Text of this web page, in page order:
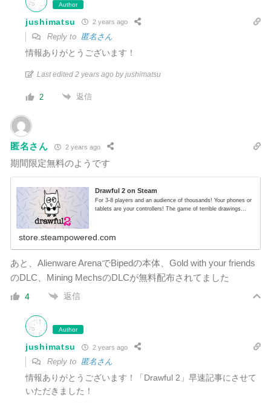
Author
jushimatsu 2 years ago
Reply to 匿名さん
情報ありがとうございます！
Last edited 2 years ago by jushimatsu
2 返信
匿名さん 2 years ago
期間限定無料のようです
Drawful 2 on Steam
For 3-8 players and an audience of thousands! Your phones or
tablets are your controllers! The game of terrible drawings...
store.steampowered.com
あと、Alienware ArenaでBipedの本体、Gold with your friends
のDLC、Mining MechsのDLCが無料配布されてました
4 返信
Author
jushimatsu 2 years ago
Reply to 匿名さん
情報ありがとうございます！「Drawful 2」早速記事にさせて
いただきました！